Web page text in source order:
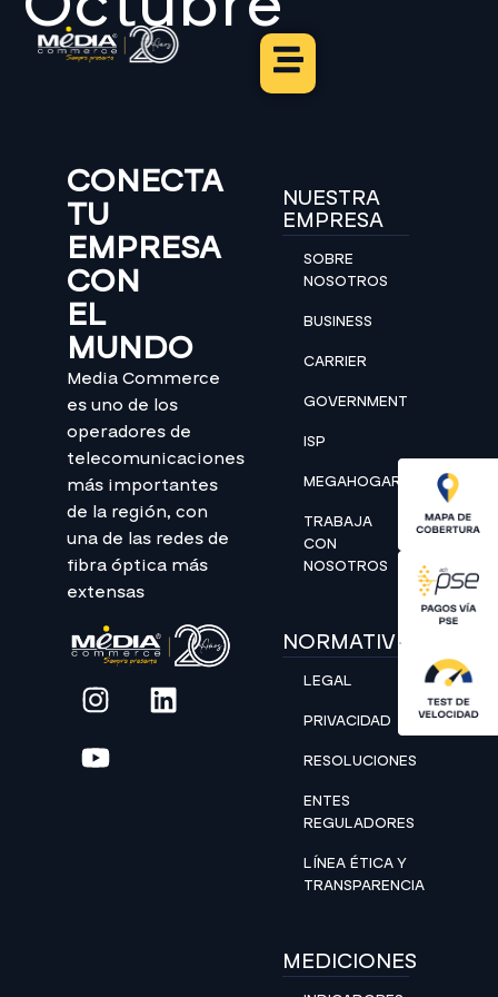
CONECTA
TU
EMPRESA
CON
EL
MUNDO
Media Commerce
es uno de los
operadores de
telecomunicaciones
más importantes
de la región, con
una de las redes de
fibra óptica más
extensas
NUESTRA
EMPRESA
SOBRE
NOSOTROS
BUSINESS
CARRIER
GOVERNMENT
ISP
MEGAHOGAR
TRABAJA
CON
NOSOTROS
NORMATIVIDAD
LEGAL
PRIVACIDAD
RESOLUCIONES
ENTES
REGULADORES
LÍNEA ÉTICA Y
TRANSPARENCIA
MEDICIONES